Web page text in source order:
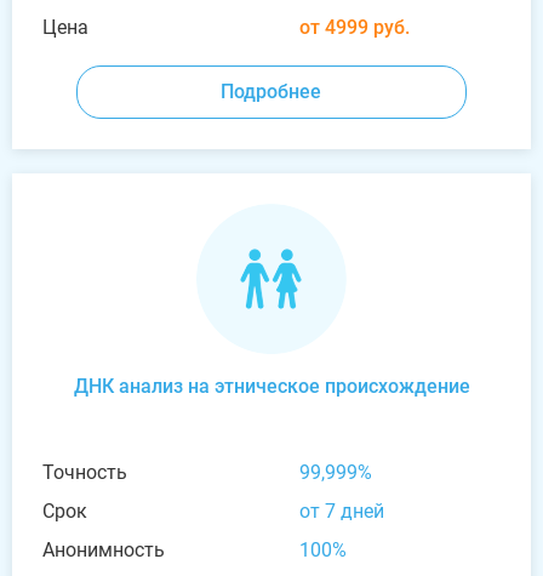
Цена
от 4999 руб.
Подробнее
ДНК анализ на этническое происхождение
Точность
99,999%
Срок
от 7 дней
Анонимность
100%